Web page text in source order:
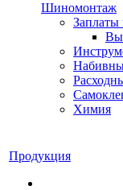
Шиномонтаж
Заплаты
Химия
Продукция